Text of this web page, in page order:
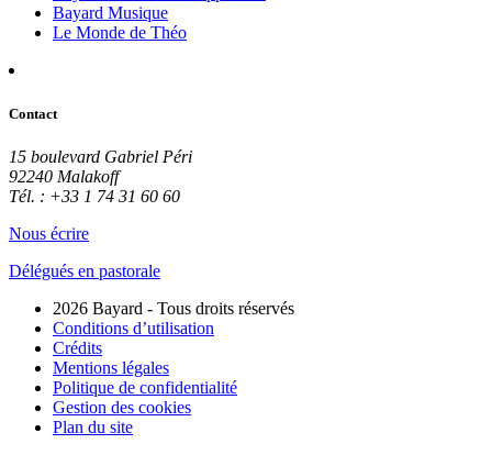
Bayard Musique
Le Monde de Théo
Contact
15 boulevard Gabriel Péri
92240 Malakoff
Tél. : +33 1 74 31 60 60
Nous écrire
Délégués en pastorale
2026 Bayard - Tous droits réservés
Conditions d’utilisation
Crédits
Mentions légales
Politique de confidentialité
Gestion des cookies
Plan du site